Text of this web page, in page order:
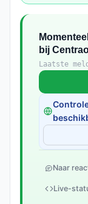
bij
Laatste
Naar
Live-